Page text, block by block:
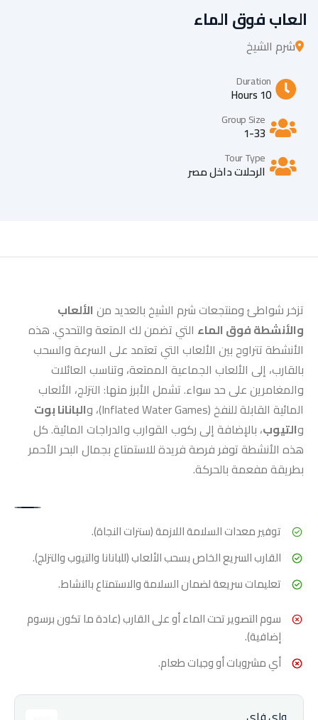
العاب فوق الماء
شرم الشيخ
Duration
10 Hours
Group Size
1-33
Tour Type
الرحلات داخل مصر
تزخر شواطئ ومنتجعات شرم الشيخ بالعديد من الألعاب
والأنشطة فوق الماء التي تضمن لك المتعة والتحدي. هذه
الأنشطة تتراوح بين الألعاب التي تعتمد على السرعة والسحب
بالقارب، إلى الألعاب الجماعية الممتعة، وتناسب العائلات
والمغامرين على حد سواء. تشمل الأبرز منها: التزلج، الألعاب
المائية القابلة للنفخ (Inflated Water Games)، و
البانانا بوت
والتيوب، بالإضافة إلى ركوب القوارب والدراجات المائية. كل
هذه الأنشطة توفر فرصة فريدة للاستمتاع بجمال البحر الأحمر
بطريقة مفعمة بالحركة.
توفير معدات السلامة اللازمة (سترات النجاة).
القارب السريع الخاص بسحب الألعاب (للبانانا والتيوب والتزلج).
تعليمات سريعة لضمان السلامة والاستمتاع بالنشاط.
سوم التصوير تحت الماء أو على القارب (عادة ما تكون برسوم
إضافية).
أي مشروبات أو وجبات طعام.